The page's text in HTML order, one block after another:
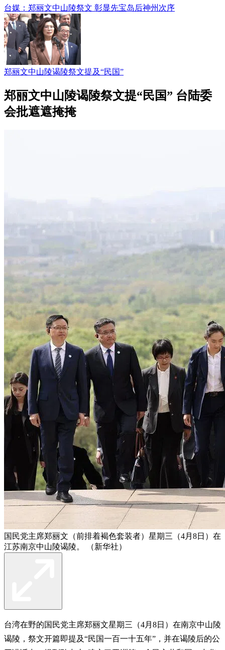
台媒：郑丽文中山陵祭文 彰显先宝岛后神州次序
郑丽文中山陵谒陵祭文提及“民国”
郑丽文中山陵谒陵祭文提“民国” 台陆委
会批遮遮掩掩
国民党主席郑丽文（前排着褐色套装者）星期三（4月8日）在
江苏南京中山陵谒陵。 （新华社）
台湾在野的国民党主席郑丽文星期三（4月8日）在南京中山陵
谒陵，祭文开篇即提及“民国一百一十五年”，并在谒陵后的公